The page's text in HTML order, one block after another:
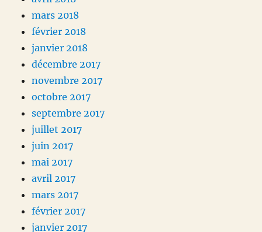
mars 2018
février 2018
janvier 2018
décembre 2017
novembre 2017
octobre 2017
septembre 2017
juillet 2017
juin 2017
mai 2017
avril 2017
mars 2017
février 2017
janvier 2017